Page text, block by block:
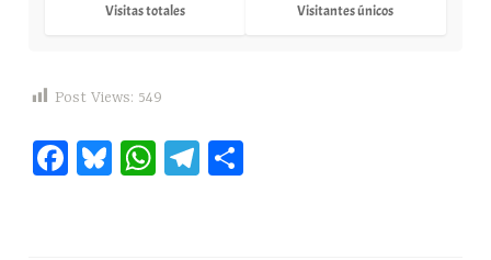
Visitas totales Visitantes únicos
Post Views: 549
Fa Bl W Te